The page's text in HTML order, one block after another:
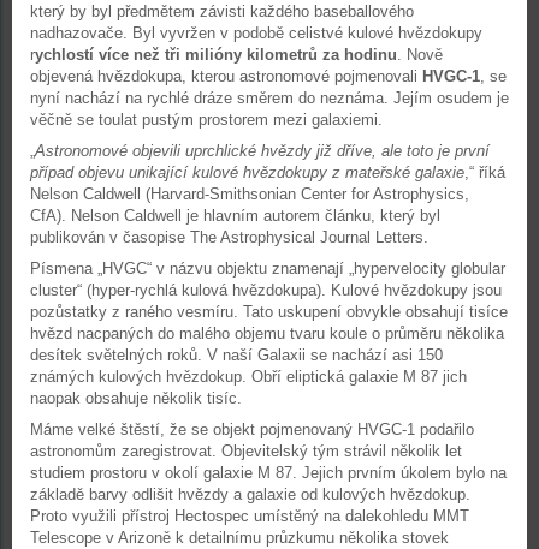
který by byl předmětem závisti každého baseballového
nadhazovače. Byl vyvržen v podobě celistvé kulové hvězdokupy
rychlostí více než tři milióny kilometrů za hodinu. Nově
objevená hvězdokupa, kterou astronomové pojmenovali HVGC-1, se
nyní nachází na rychlé dráze směrem do neznáma. Jejím osudem je
věčně se toulat pustým prostorem mezi galaxiemi.
„Astronomové objevili uprchlické hvězdy již dříve, ale toto je první
případ objevu unikající kulové hvězdokupy z mateřské galaxie,“ říká
Nelson Caldwell (Harvard-Smithsonian Center for Astrophysics,
CfA). Nelson Caldwell je hlavním autorem článku, který byl
publikován v časopise The Astrophysical Journal Letters.
Písmena „HVGC“ v názvu objektu znamenají „hypervelocity globular
cluster“ (hyper-rychlá kulová hvězdokupa). Kulové hvězdokupy jsou
pozůstatky z raného vesmíru. Tato uskupení obvykle obsahují tisíce
hvězd nacpaných do malého objemu tvaru koule o průměru několika
desítek světelných roků. V naší Galaxii se nachází asi 150
známých kulových hvězdokup. Obří eliptická galaxie M 87 jich
naopak obsahuje několik tisíc.
Máme velké štěstí, že se objekt pojmenovaný HVGC-1 podařilo
astronomům zaregistrovat. Objevitelský tým strávil několik let
studiem prostoru v okolí galaxie M 87. Jejich prvním úkolem bylo na
základě barvy odlišit hvězdy a galaxie od kulových hvězdokup.
Proto využili přístroj Hectospec umístěný na dalekohledu MMT
Telescope v Arizoně k detailnímu průzkumu několika stovek